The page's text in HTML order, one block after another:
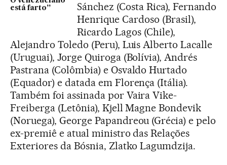
está farto”
Sánchez (Costa Rica), Fernando
Henrique Cardoso (Brasil),
Ricardo Lagos (Chile),
Alejandro Toledo (Peru), Luis Alberto Lacalle
(Uruguai), Jorge Quiroga (Bolívia), Andrés
Pastrana (Colômbia) e Osvaldo Hurtado
(Equador) e datada em Florença (Itália).
Também foi assinada por Vaira Vike-
Freiberga (Letônia), Kjell Magne Bondevik
(Noruega), George Papandreou (Grécia) e pelo
ex-premiê e atual ministro das Relações
Exteriores da Bósnia, Zlatko Lagumdzija.